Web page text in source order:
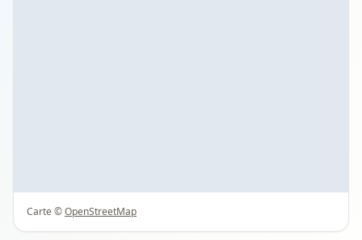
Carte ©OpenStreetMap